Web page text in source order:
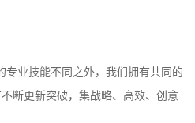
业技能不同之外，我们拥有共同的
断更新突破，集战略、高效、创意